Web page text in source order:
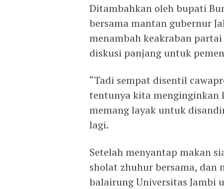
Ditambahkan oleh bupati
bersama mantan gubernur
menambah keakraban
diskusi panjang untuk
“Tadi sempat disentil
tentunya kita menginginkan
memang layak untuk
lagi.
Setelah menyantap makan
sholat zhuhur bersama, dan
balairung Universitas Jambi